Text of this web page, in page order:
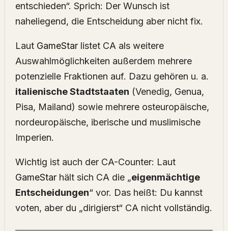
entschieden“. Sprich: Der Wunsch ist
naheliegend, die Entscheidung aber nicht fix.
Laut GameStarlistet CA als weitere
Auswahlmöglichkeiten außerdem mehrere
potenzielle Fraktionen auf. Dazu gehören u. a.
italienische Stadtstaaten (Venedig, Genua,
Pisa, Mailand) sowie mehrere osteuropäische,
nordeuropäische, iberische und muslimische
Imperien.
Wichtig ist auch der CA-Counter: Laut
GameStarhält sich CA die „eigenmächtige
Entscheidungen“ vor. Das heißt: Du kannst
voten, aber du „dirigierst“ CA nicht vollständig.